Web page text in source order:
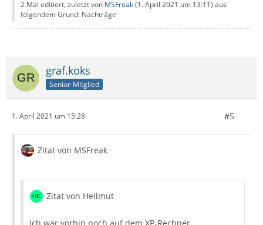
2 Mal editiert, zuletzt von MSFreak(1. April 2021 um 13:11) aus
folgendem Grund: Nachträge
graf.koks
Senior-Mitglied
1. April 2021 um 15:28 #5
Zitat von MSFreak
Zitat von Hellmut